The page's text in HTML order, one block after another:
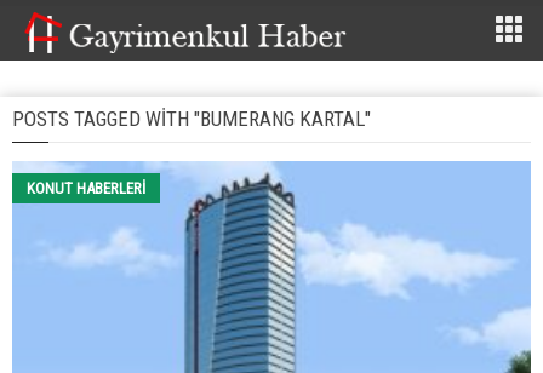
POSTS TAGGED WITH "BUMERANG KARTAL"
KONUT HABERLERI